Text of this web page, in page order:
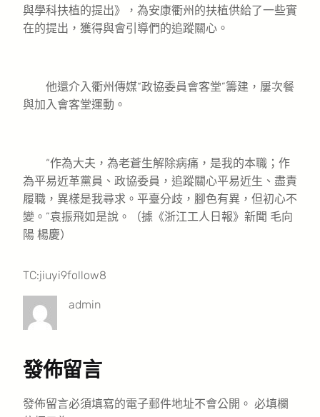
與學科扶植的提出》，為安康衢州的扶植供給了一些實
在的提出，獲得與會引導們的追蹤關心。
他還介入衢州傳媒“政協委員會客堂”籌建，屢次餐
與加入會客堂運動。
“作為大夫，為老蒼生解除病痛，是我的本職；作
為平易近革黨員、政協委員，追蹤關心平易近生、盡責
履職，異樣是我尋求。平臺分歧，腳色有異，但初心不
變。”袁振飛如是說。（據《浙江工人日報》新聞 毛向
陽 楊慶）
TC:jiuyi9follow8
admin
發佈留言
發佈留言必須填寫的電子郵件地址不會公開。 必填欄